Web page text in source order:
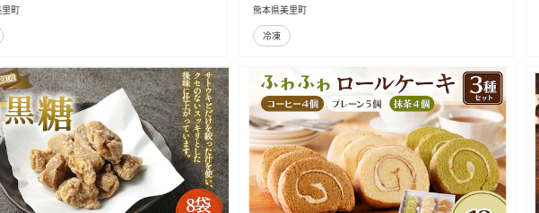
町
熊本県美里町
冷凍